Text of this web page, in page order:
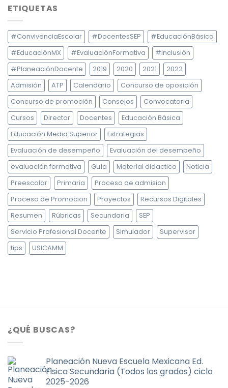
ETIQUETAS
#ConvivenciaEscolar #DocentesSEP
#EducaciónBásica
#EducaciónMX
#EvaluaciónFormativa
#Inclusión
#PlaneaciónDocente
2019 2020 2021
2022
Admisión
ATP Calendario
Concurso de oposición
Concurso de promoción
Consejos
Convocatoria
Cursos
Director Docentes
Educación Básica
Educación Media Superior
Estrategias
Evaluación de desempeño
Evaluación del desempeño
evaluación formativa
Guía Material didactico
Noticia
Preescolar
Primaria
Proceso de admision
Proceso de Promocion
Proyectos
Recursos Digitales
Resumen
Rúbricas Secundaria
SEP
Servicio Profesional Docente
Simulador
Supervisor
tips
USICAMM
¿QUÉ BUSCAS?
Planeación Nueva Escuela Mexicana Ed.
Fisica Secundaria (Todos los grados) ciclo
2025-2026